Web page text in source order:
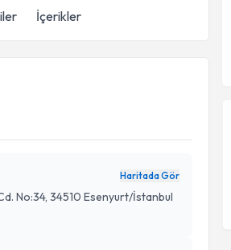
İçerikler
Haritada Gör
No:34, 34510 Esenyurt/İstanbul